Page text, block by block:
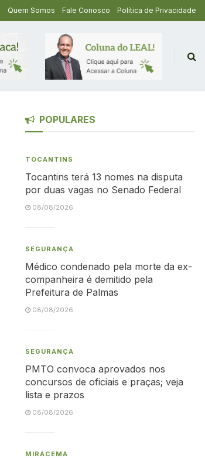
Quem Somos Fale Conosco Política de Privacidade
POPULARES
TOCANTINS
Tocantins terá 13 nomes na disputa
por duas vagas no Senado Federal
08/08/2026
SEGURANÇA
Médico condenado pela morte da ex-
companheira é demitido pela
Prefeitura de Palmas
08/08/2026
SEGURANÇA
PMTO convoca aprovados nos
concursos de oficiais e praças; veja
lista e prazos
08/08/2026
MIRACEMA